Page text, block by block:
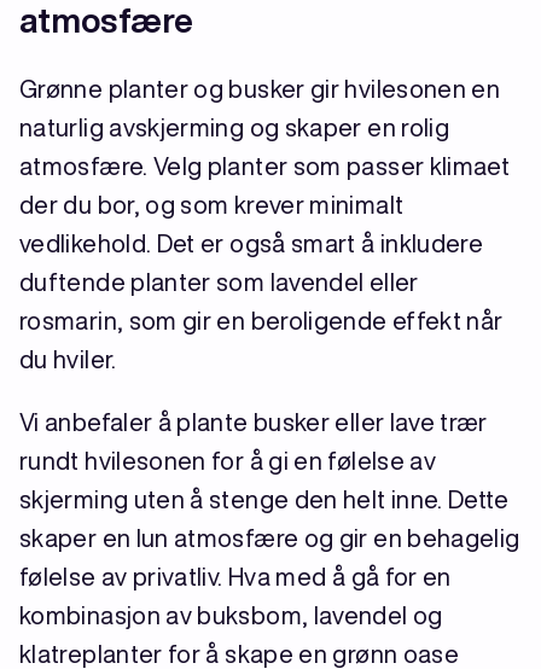
atmosfære
Grønne planter og busker gir hvilesonen en
naturlig avskjerming og skaper en rolig
atmosfære. Velg planter som passer klimaet
der du bor, og som krever minimalt
vedlikehold. Det er også smart å inkludere
duftende planter som lavendel eller
rosmarin, som gir en beroligende effekt når
du hviler.
Vi anbefaler å plante busker eller lave trær
rundt hvilesonen for å gi en følelse av
skjerming uten å stenge den helt inne. Dette
skaper en lun atmosfære og gir en behagelig
følelse av privatliv. Hva med å gå for en
kombinasjon av buksbom, lavendel og
klatreplanter for å skape en grønn oase